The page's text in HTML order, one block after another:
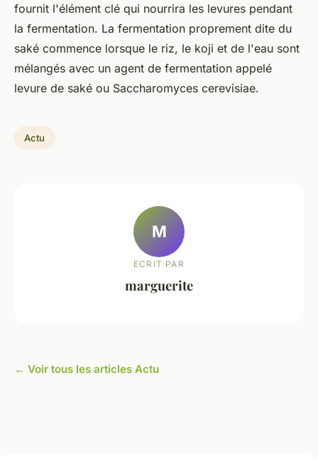
fournit l'élément clé qui nourrira les levures pendant
la fermentation. La fermentation proprement dite du
saké commence lorsque le riz, le koji et de l'eau sont
mélangés avec un agent de fermentation appelé
levure de saké ou Saccharomyces cerevisiae.
Actu
M
ECRIT PAR
marguerite
← Voir tous les articles Actu